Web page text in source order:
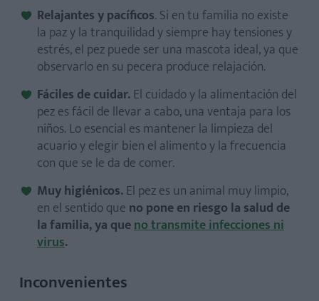
Relajantes y pacíficos. Si en tu familia no existe
la paz y la tranquilidad y siempre hay tensiones y
estrés, el pez puede ser una mascota ideal, ya que
observarlo en su pecera produce relajación.
Fáciles de cuidar.El cuidado y la alimentación del
pez es fácil de llevar a cabo, una ventaja para los
niños. Lo esencial es mantener la limpieza del
acuario y elegir bien el alimento y la frecuencia
con que se le da de comer.
Muy higiénicos.El pez es un animal muy limpio,
en el sentido que no pone en riesgo la salud de
la familia, ya queno transmite infecciones ni
virus.
Inconvenientes